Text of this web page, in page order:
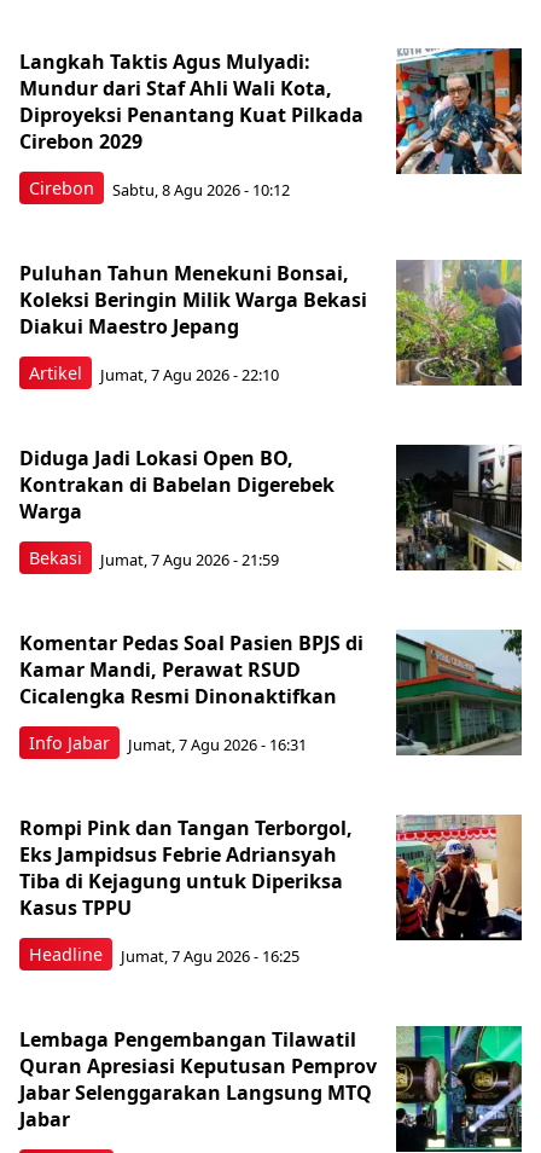
Cirebon
Langkah Taktis Agus Mulyadi:
Mundur dari Staf Ahli Wali Kota,
Diproyeksi Penantang Kuat Pilkada
Cirebon 2029
Sabtu, 8 Agu 2026 - 10:12
Artikel
Puluhan Tahun Menekuni Bonsai,
Koleksi Beringin Milik Warga Bekasi
Diakui Maestro Jepang
Jumat, 7 Agu 2026 - 22:10
Bekasi
Diduga Jadi Lokasi Open BO,
Kontrakan di Babelan Digerebek
Warga
Jumat, 7 Agu 2026 - 21:59
Info Jabar
Komentar Pedas Soal Pasien BPJS di
Kamar Mandi, Perawat RSUD
Cicalengka Resmi Dinonaktifkan
Jumat, 7 Agu 2026 - 16:31
Headline
Rompi Pink dan Tangan Terborgol,
Eks Jampidsus Febrie Adriansyah
Tiba di Kejagung untuk Diperiksa
Kasus TPPU
Jumat, 7 Agu 2026 - 16:25
Lembaga Pengembangan Tilawatil
Quran Apresiasi Keputusan Pemprov
Jabar Selenggarakan Langsung MTQ
Jabar